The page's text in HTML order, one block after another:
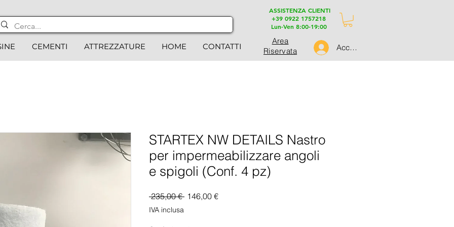
CEMENTI ATTREZZATURE HOME CONTATTI
ASSISTENZA CLIENTI
+39 0922 1757218
Lun-Ven 8:00-19:00
Area
Riservata
Accedi
STARTEX NW DETAILS Nastro
per impermeabilizzare angoli
e spigoli (Conf. 4 pz)
235,00 € Prezzo
146,00 €Prezzo
IVA inclusa